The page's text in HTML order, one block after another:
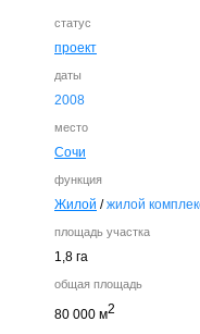
статус
проект
даты
2008
место
Сочи
функция
Жилой /жилой
площадь участка
1,8 га
общая площадь
80 000 м2